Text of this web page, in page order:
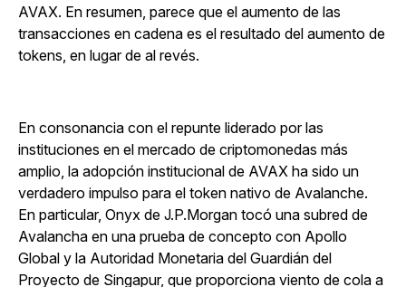
AVAX. En resumen, parece que el aumento de las
transacciones en cadena es el resultado del aumento de
tokens, en lugar de al revés.
En consonancia con el repunte liderado por las
instituciones en el mercado de criptomonedas más
amplio, la adopción institucional de AVAX ha sido un
verdadero impulso para el token nativo de Avalanche.
En particular, Onyx de J.P.Morgan tocó una subred de
Avalancha en una prueba de concepto con Apollo
Global y la Autoridad Monetaria del Guardián del
Proyecto de Singapur, que proporciona viento de cola a